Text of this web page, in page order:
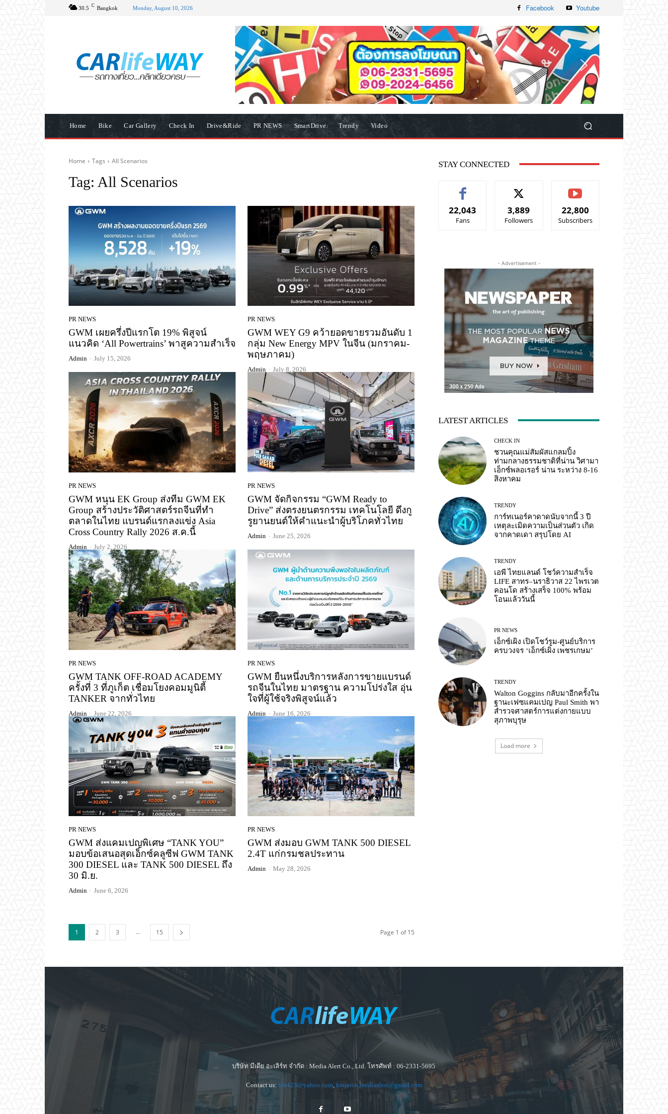
30.5 C Bangkok Monday, August 10, 2026 Facebook Youtube
Home Bike Car Gallery Check In Drive&Ride PR NEWS SmartDrive Trendy Video
Home Tags All Scenarios
Tag: All Scenarios
PR NEWS
GWM เผยครึ่งปีแรกโต 19% พิสูจน์
แนวคิด ‘All Powertrains’ พาสูความสำเร็จ
Admin - July 15, 2026
PR NEWS
GWM WEY G9 คว้ายอดขายรวมอันดับ 1
กลุ่ม New Energy MPV ในจีน (มกราคม-
พฤษภาคม)
Admin - July 8, 2026
PR NEWS
GWM หนุน EK Group ส่งทีม GWM EK
Group สร้างประวัติศาสตร์รถจีนที่ทำ
ตลาดในไทย แบรนด์แรกลงแข่ง Asia
Cross Country Rally 2026 ส.ค.นี้
Admin - July 2, 2026
PR NEWS
GWM จัดกิจกรรม “GWM Ready to
Drive” ส่งตรงยนตรกรรม เทคโนโลยี ดึงกู
รูยานยนต์ให้คำแนะนำผู้บริโภคทั่วไทย
Admin - June 25, 2026
PR NEWS
GWM TANK OFF-ROAD ACADEMY
ครั้งที่ 3 ที่ภูเก็ต เชื่อมโยงคอมมูนิตี้
TANKER จากทั่วไทย
Admin - June 22, 2026
PR NEWS
GWM ยืนหนึ่งบริการหลังการขายแบรนด์
รถจีนในไทย มาตรฐาน ความโปร่งใส อุ่น
ใจที่ผู้ใช้จริงพิสูจน์แล้ว
Admin - June 16, 2026
PR NEWS
GWM ส่งแคมเปญพิเศษ “TANK YOU”
มอบข้อเสนอสุดเอ็กซ์คลูซีฟ GWM TANK
300 DIESEL และ TANK 500 DIESEL ถึง
30 มิ.ย.
Admin - June 6, 2026
PR NEWS
GWM ส่งมอบ GWM TANK 500 DIESEL
2.4T แก่กรมชลประทาน
Admin - May 28, 2026
1 2 3 ... 15 Page 1 of 15
STAY CONNECTED
22,043
Fans
3,889
Followers
22,800
Subscribers
- Advertisement -
LATEST ARTICLES
CHECK IN
ชวนคุณแม่สัมผัสแกลมปิ้ง
ท่ามกลางธรรมชาติที่น่าน วิศามา
เอ็กซ์พลอเรอร์ น่าน ระหว่าง 8-16
สิงหาคม
TRENDY
การ์ทเนอร์คาดาดนับจากนี้ 3 ปี
เหตุละเมิดความเป็นส่วนตัว เกิด
จากคาดเดา สรุปโดย AI
TRENDY
เอพี ไทยแลนด์ โชว์ความสำเร็จ
LIFE สาทร–นราธิวาส 22 ไพรเวต
คอนโด สร้างเสร็จ 100% พร้อม
โอนแล้ววันนี้
PR NEWS
เอ็กซ์เผิง เปิดโชว์รูม-ศูนย์บริการ
ครบวงจร ‘เอ็กซ์เผิง เพชรเกษม’
TRENDY
Walton Goggins กลับมาอีกครั้งใน
ฐานะเฟซแคมเปญ Paul Smith พา
สำรวจศาสตร์การแต่งกายแบบ
สุภาพบุรุษ
Load more
บริษัท มีเดีย อะเลิร์ท จำกัด : Media Alert Co., Ltd. โทรศัพท์ : 06-2331-5695
Contact us: lek423@yahoo.com, krapook.mediaalert@gmail.com